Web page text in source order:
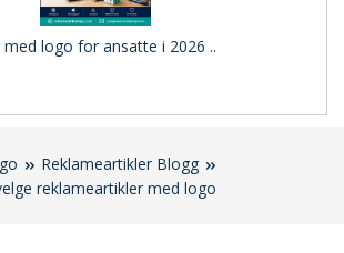
logo for ansatte i 2026 ..
Reklameartikler Blogg
reklameartikler med logo